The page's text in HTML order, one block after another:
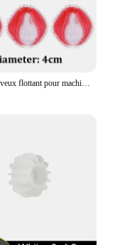
Filtre à cheveux flottant pour machine à laver, attrape-peluches, boule de lessive réutilisable, livres de collection sales, 12,6 pièces